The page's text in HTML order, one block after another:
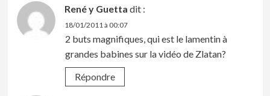
René y Guetta dit :
18/01/2011 à 00:07
2 buts magnifiques, qui est le lamentin à
grandes babines sur la vidéo de Zlatan?
Répondre